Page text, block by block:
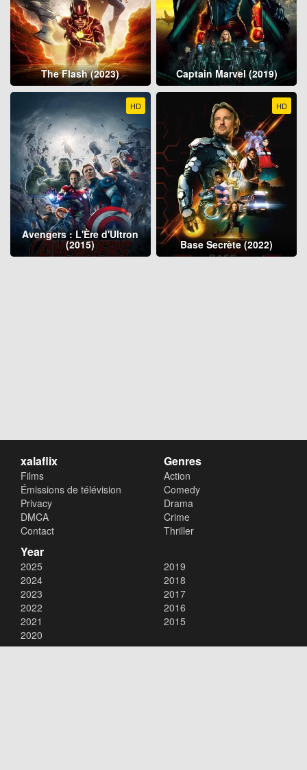
The Flash (2023) Captain Marvel (2019)
HD
Avengers : L'Ère d'Ultron
(2015)
HD
Base Secrète (2022)
xalaflix
Films
Émissions de télévision
Privacy
DMCA
Contact
Genres
Action
Comedy
Drama
Crime
Thriller
Year
2025
2024
2023
2022
2021
2020
2019
2018
2017
2016
2015